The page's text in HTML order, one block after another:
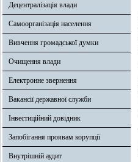
Децентралізація влади
Самоорганізація населення
Вивчення громадської думки
Очищення влади
Електронне звернення
Вакансії державної служби
Інвестиційний довідник
Запобігання проявам корупції
Внутрішній аудит